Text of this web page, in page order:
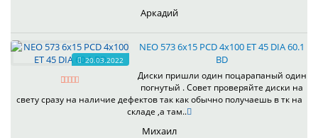
Аркадий
20.03.2022
NEO 573 6x15 PCD 4x100 ET 45 DIA 60.1
BD
Диски пришли один поцарапаный один
погнутый . Совет проверяйте диски на
свету сразу на наличие дефектов так как обычно получаешь в тк на
складе ,а там..
Михаил